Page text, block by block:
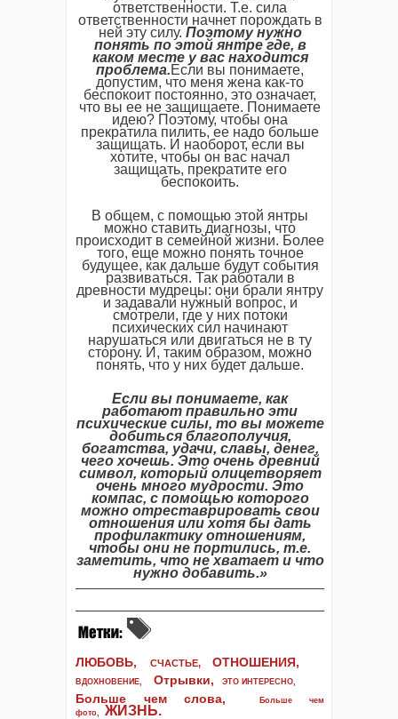
ответственности. Т.е. сила
ответственности начнет порождать в
ней эту силу. Поэтому нужно
понять по этой янтре где, в
каком месте у вас находится
проблема.Если вы понимаете,
допустим, что меня жена как-то
беспокоит постоянно, это означает,
что вы ее не защищаете. Понимаете
идею? Поэтому, чтобы она
прекратила пилить, ее надо больше
защищать. И наоборот, если вы
хотите, чтобы он вас начал
защищать, прекратите его
беспокоить.
В общем, с помощью этой янтры
можно ставить диагнозы, что
происходит в семейной жизни. Более
того, еще можно понять точное
будущее, как дальше будут события
развиваться. Так работали в
древности мудрецы: они брали янтру
и задавали нужный вопрос, и
смотрели, где у них потоки
психических сил начинают
нарушаться или двигаться не в ту
сторону. И, таким образом, можно
понять, что у них будет дальше.
Если вы понимаете, как
работают правильно эти
психические силы, то вы можете
добиться благополучия,
богатства, удачи, славы, денег,
чего хочешь. Это очень древний
символ, который олицетворяет
очень много мудрости. Это
компас, с помощью которого
можно отреставрировать свои
отношения или хотя бы дать
профилактику отношениям,
чтобы они не портились, т.е.
заметить, что не хватает и что
нужно добавить.»
ЛЮБОВЬ, СЧАСТЬЕ, ОТНОШЕНИЯ,
ВДОХНОВЕНИЕ, Отрывки, ЭТО ИНТЕРЕСНО,
Больше чем слова,
Больше чем
фото, ЖИЗНЬ.